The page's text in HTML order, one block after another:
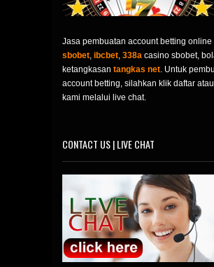
Jasa pembuatan account betting online
sbobet, ibcbet, 338a casino sbobet,
ketangkasan tangkas net. Untuk
account betting, silahkan klik daftar
kami melalui live chat.
CONTACT US | LIVE CHAT